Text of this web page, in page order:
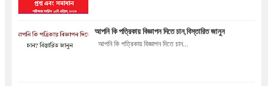
আপনি কি পত্রিকায় বিজ্ঞাপন দিতে চান,বিস্তারিত জানুন
আপনি কি পত্রিকায় বিজ্ঞাপন দিতে চান...